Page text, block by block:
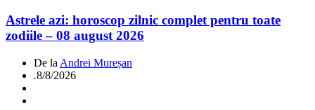
Astrele azi: horoscop zilnic complet pentru toate
zodiile – 08 august 2026
De la Andrei Mureșan
.8/8/2026